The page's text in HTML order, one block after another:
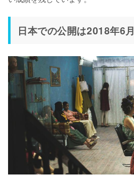
日本での公開は2018年6月